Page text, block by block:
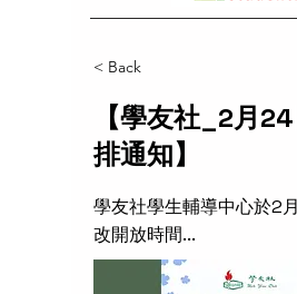
< Back
【學友社_2月
排通知】
學友社學生輔導中心於2
改開放時間...